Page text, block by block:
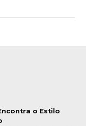
o Estilo